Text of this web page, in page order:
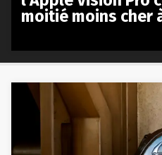
moitié moins cher